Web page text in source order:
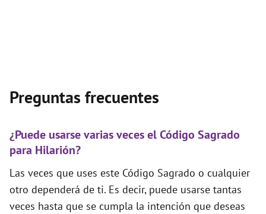
Preguntas frecuentes
¿Puede usarse varias veces el Código Sagrado
para Hilarión?
Las veces que uses este Código Sagrado o cualquier
otro dependerá de ti. Es decir, puede usarse tantas
veces hasta que se cumpla la intención que deseas